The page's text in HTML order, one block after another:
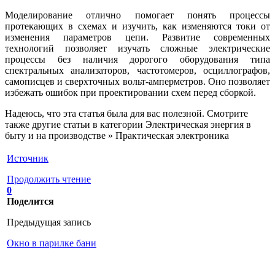
Моделирование отлично помогает понять процессы
протекающих в схемах и изучить, как изменяются токи от
изменения параметров цепи. Развитие современных
технологий позволяет изучать сложные электрические
процессы без наличия дорогого оборудования типа
спектральных анализаторов, частотомеров, осциллографов,
самописцев и сверхточных вольт-амперметров. Оно позволяет
избежать ошибок при проектировании схем перед сборкой.
Надеюсь, что эта статья была для вас полезной. Смотрите
также другие статьи в категории Электрическая энергия в
быту и на производстве » Практическая электроника
Источник
Продолжить чтение
0
Поделится
Предыдущая запись
Окно в парилке бани